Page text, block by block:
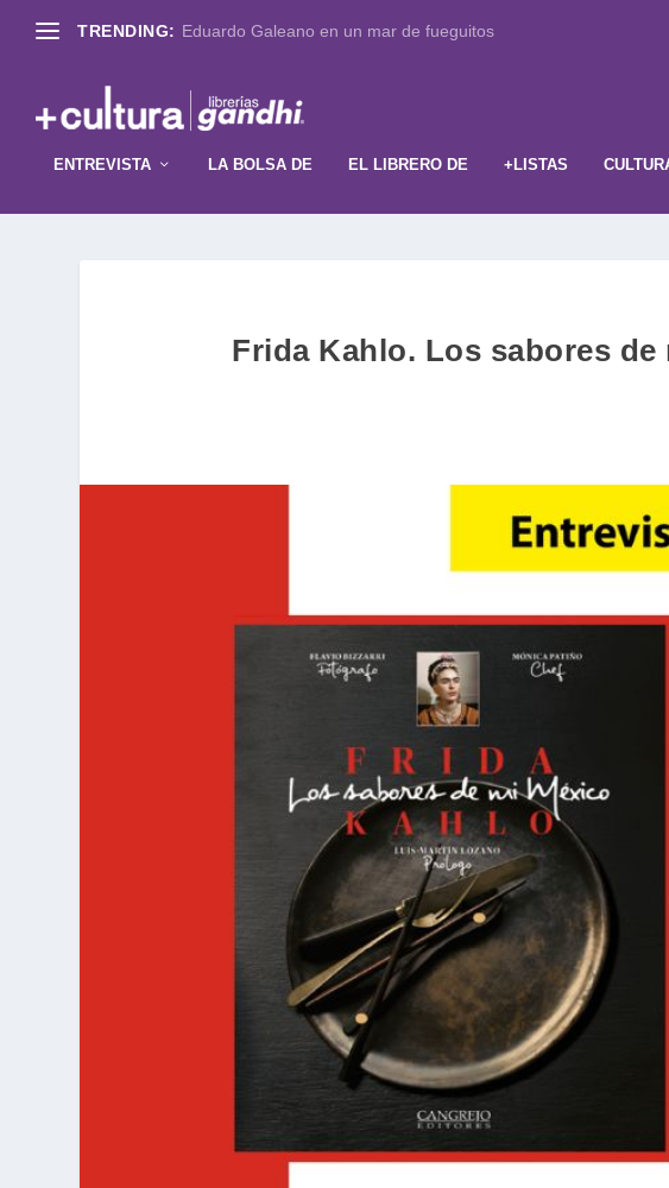
TRENDING: Eduardo Galeano en un mar de fueguitos
ENTREVISTA LA BOLSA DE EL LIBRERO DE +LISTAS
Frida Kahlo. Los sabores de